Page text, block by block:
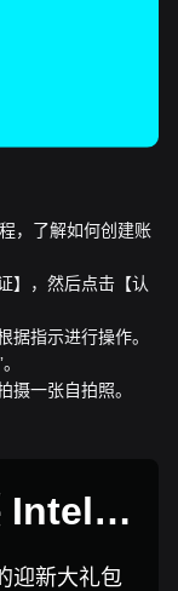
，了解如何创建账
】，然后点击【认
据指示进行操作。
摄一张自拍照。
Intel
迎新大礼包